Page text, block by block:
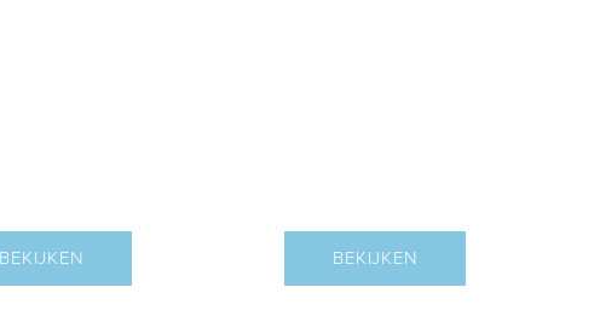
BEKIJKEN BEKIJKEN